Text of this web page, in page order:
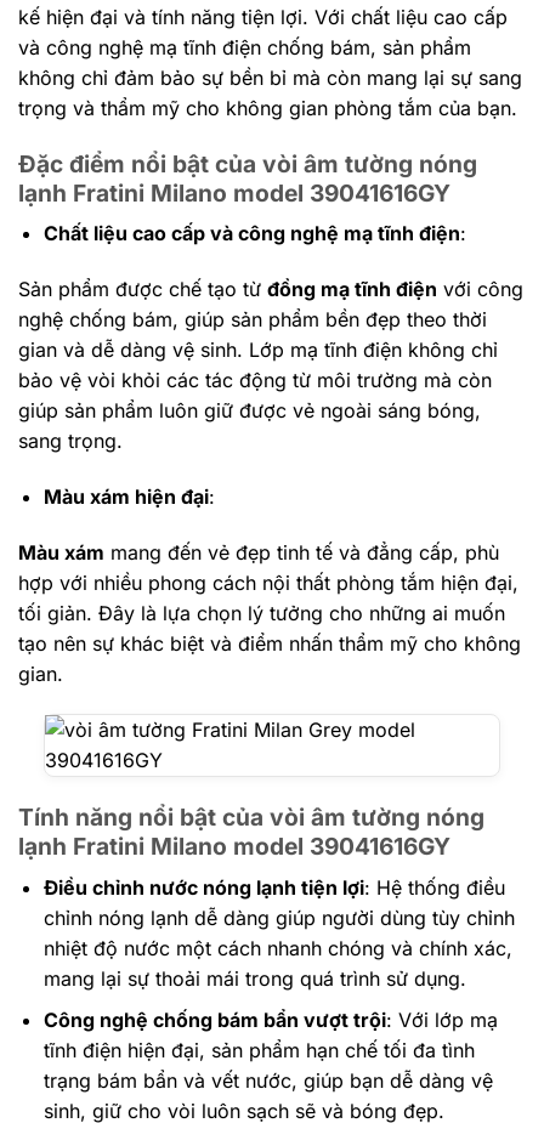
kế hiện đại và tính năng tiện lợi. Với chất liệu cao cấp
và công nghệ mạ tĩnh điện chống bám, sản phẩm
không chỉ đảm bảo sự bền bỉ mà còn mang lại sự sang
trọng và thẩm mỹ cho không gian phòng tắm của bạn.
Đặc điểm nổi bật của vòi âm tường nóng
lạnh Fratini Milano model 39041616GY
Chất liệu cao cấp và công nghệ mạ tĩnh điện:
Sản phẩm được chế tạo từ đồng mạ tĩnh điện với công
nghệ chống bám, giúp sản phẩm bền đẹp theo thời
gian và dễ dàng vệ sinh. Lớp mạ tĩnh điện không chỉ
bảo vệ vòi khỏi các tác động từ môi trường mà còn
giúp sản phẩm luôn giữ được vẻ ngoài sáng bóng,
sang trọng.
Màu xám hiện đại:
Màu xám mang đến vẻ đẹp tinh tế và đẳng cấp, phù
hợp với nhiều phong cách nội thất phòng tắm hiện đại,
tối giản. Đây là lựa chọn lý tưởng cho những ai muốn
tạo nên sự khác biệt và điểm nhấn thẩm mỹ cho không
gian.
Tính năng nổi bật của vòi âm tường nóng
lạnh Fratini Milano model 39041616GY
Điều chỉnh nước nóng lạnh tiện lợi: Hệ thống điều
chỉnh nóng lạnh dễ dàng giúp người dùng tùy chỉnh
nhiệt độ nước một cách nhanh chóng và chính xác,
mang lại sự thoải mái trong quá trình sử dụng.
Công nghệ chống bám bẩn vượt trội: Với lớp mạ
tĩnh điện hiện đại, sản phẩm hạn chế tối đa tình
trạng bám bẩn và vết nước, giúp bạn dễ dàng vệ
sinh, giữ cho vòi luôn sạch sẽ và bóng đẹp.